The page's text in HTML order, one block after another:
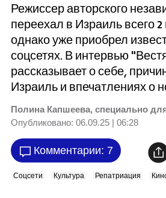
Режиссер авторского
переехал в Израиль всего
однако уже приобрел
соцсетях. В интервью
рассказывает о себе,
Израиль и впечатлениях о
Полина Капшеева, специально
Опубликовано: 06.09.25 | 06:28
Комментарии: 7
Соцсети Культура Репатриация